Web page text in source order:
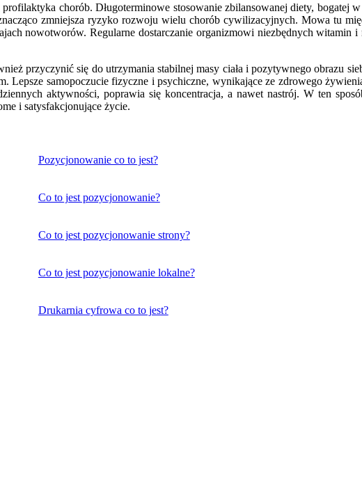
chorób. Długoterminowe stosowanie zbilansowanej diety, bogatej
zmniejsza ryzyko rozwoju wielu chorób cywilizacyjnych. Mowa tu
nowotworów. Regularne dostarczanie organizmowi niezbędnych witamin
przyczynić się do utrzymania stabilnej masy ciała i pozytywnego obrazu
samopoczucie fizyczne i psychiczne, wynikające ze zdrowego
aktywności, poprawia się koncentracja, a nawet nastrój. W ten
i satysfakcjonujące życie.
Pozycjonowanie co to jest?
Co to jest pozycjonowanie?
Co to jest pozycjonowanie strony?
Co to jest pozycjonowanie lokalne?
Drukarnia cyfrowa co to jest?